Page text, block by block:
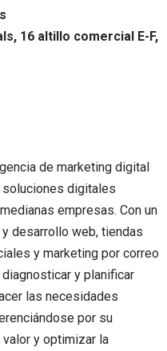
16 altillo comercial E-F,
de marketing digital
soluciones digitales
empresas. Con un
desarrollo web, tiendas
y marketing por correo
y planificar
las necesidades
por su
valor y optimizar la